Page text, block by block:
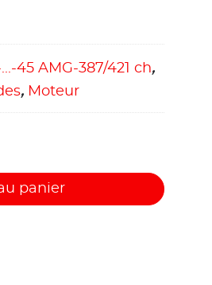
45 AMG-387/421 ch,
, Moteur
panier